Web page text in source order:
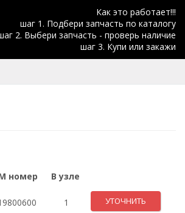
Как это работает!!!
шаг 1. Подбери запчасть по каталогу
2. Выбери запчасть - проверь наличие
шаг 3. Купи или закажи
номер В узле
1 УТОЧНИТЬ